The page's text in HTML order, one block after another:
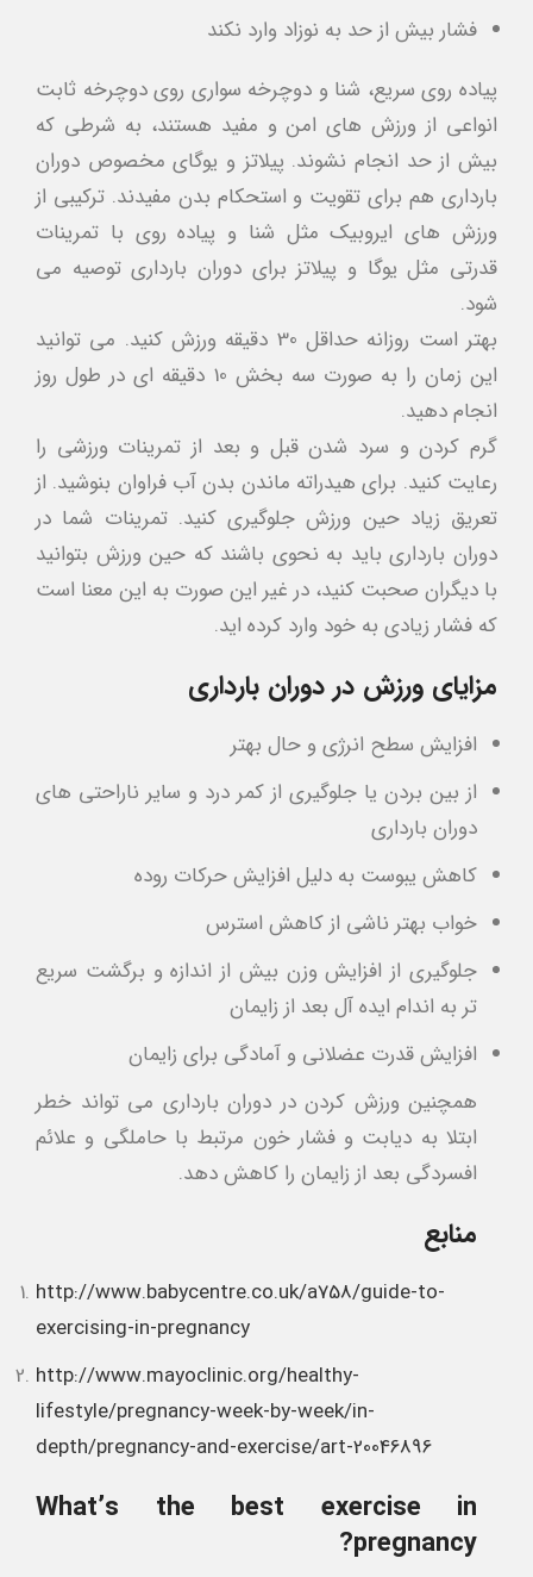
فشار بیش از حد به نوزاد وارد نکند
پیاده روی سریع، شنا و دوچرخه سواری روی دوچرخه ثابت
انواعی از ورزش های امن و مفید هستند، به شرطی که
بیش از حد انجام نشوند. پیلاتز و یوگای مخصوص دوران
بارداری هم برای تقویت و استحکام بدن مفیدند. ترکیبی از
ورزش های ایروبیک مثل شنا و پیاده روی با تمرینات
قدرتی مثل یوگا و پیلاتز برای دوران بارداری توصیه می
شود.
بهتر است روزانه حداقل 30 دقیقه ورزش کنید. می توانید
این زمان را به صورت سه بخش 10 دقیقه ای در طول روز
انجام دهید.
گرم کردن و سرد شدن قبل و بعد از تمرینات ورزشی را
رعایت کنید. برای هیدراته ماندن بدن آب فراوان بنوشید. از
تعریق زیاد حین ورزش جلوگیری کنید. تمرینات شما در
دوران بارداری باید به نحوی باشند که حین ورزش بتوانید
با دیگران صحبت کنید، در غیر این صورت به این معنا است
که فشار زیادی به خود وارد کرده اید.
مزایای ورزش در دوران بارداری
افزایش سطح انرژی و حال بهتر
از بین بردن یا جلوگیری از کمر درد و سایر ناراحتی های
دوران بارداری
کاهش یبوست به دلیل افزایش حرکات روده
خواب بهتر ناشی از کاهش استرس
جلوگیری از افزایش وزن بیش از اندازه و برگشت سریع
تر به اندام ایده آل بعد از زایمان
افزایش قدرت عضلانی و آمادگی برای زایمان
همچنین ورزش کردن در دوران بارداری می تواند خطر
ابتلا به دیابت و فشار خون مرتبط با حاملگی و علائم
افسردگی بعد از زایمان را کاهش دهد.
منابع
http://www.babycentre.co.uk/a758/guide-to-
exercising-in-pregnancy
http://www.mayoclinic.org/healthy-
lifestyle/pregnancy-week-by-week/in-
depth/pregnancy-and-exercise/art-20046896
What’s the best exercise in
pregnancy?